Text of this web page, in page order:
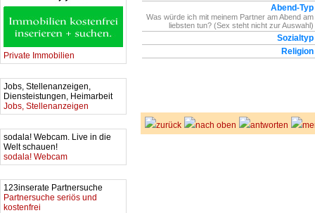
Private Immobilien
Jobs, Stellenanzeigen,
Diensteistungen, Heimarbeit
Jobs, Stellenanzeigen
sodala! Webcam. Live in die
Welt schauen!
sodala! Webcam
123inserate Partnersuche
Partnersuche seriös und
kostenfrei
Abend-Typ
Was würde ich mit meinem Partner am Abend am
liebsten tun? (Sex steht nicht zur Auswahl)
Sozialtyp
Religion
zurück nach oben antworten